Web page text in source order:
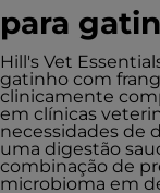
para
Hill's Vet
gatinho com
clinicamente
em clínicas
necessidades de
uma digestão
combinação de
microbioma em